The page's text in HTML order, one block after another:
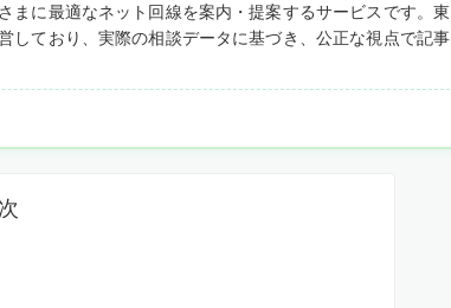
まに最適なネット回線を案内・提案するサービスです。東
しており、実際の相談データに基づき、公正な視点で記事